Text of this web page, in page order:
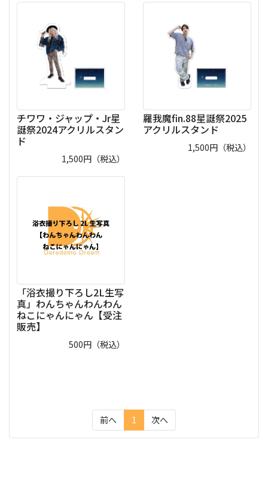
チワワ・ジャップ・Jr星
誕祭2024アクリルスタン
ド
1,500円（税込）
羅我魔fin.88星誕祭2025
アクリルスタンド
1,500円（税込）
「浴衣撮り下ろし2L生写
真」わんちゃんわんわん
ねこにゃんにゃん【受注
販売】
500円（税込）
前へ 1 (current)
次へ